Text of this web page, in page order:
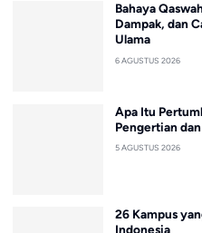
Bahaya
Dampak, dan
Ulama
6 AGUSTUS 2026
Apa Itu
Pengertian
5 AGUSTUS 2026
26 Kampus
Indonesia